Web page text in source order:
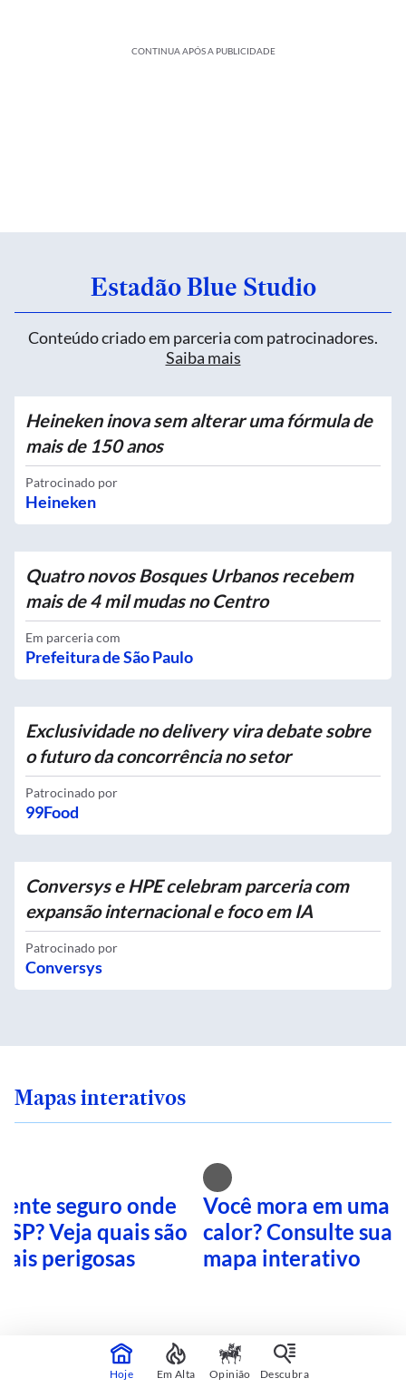
CONTINUA APÓS A PUBLICIDADE
Estadão Blue Studio
Conteúdo criado em parceria com patrocinadores.
Saiba mais
Heineken inova sem alterar uma fórmula de
mais de 150 anos
Patrocinado por
Heineken
Quatro novos Bosques Urbanos recebem
mais de 4 mil mudas no Centro
Em parceria com
Prefeitura de São Paulo
Exclusividade no delivery vira debate sobre
o futuro da concorrência no setor
Patrocinado por
99Food
Conversys e HPE celebram parceria com
expansão internacional e foco em IA
Patrocinado por
Conversys
Mapas interativos
seguro onde
SP? Veja quais são
perigosas
Você mora em uma
calor? Consulte sua
mapa interativo
CONTINUA APÓS A PUBLICIDADE
Hoje Em Alta Opinião Descubra